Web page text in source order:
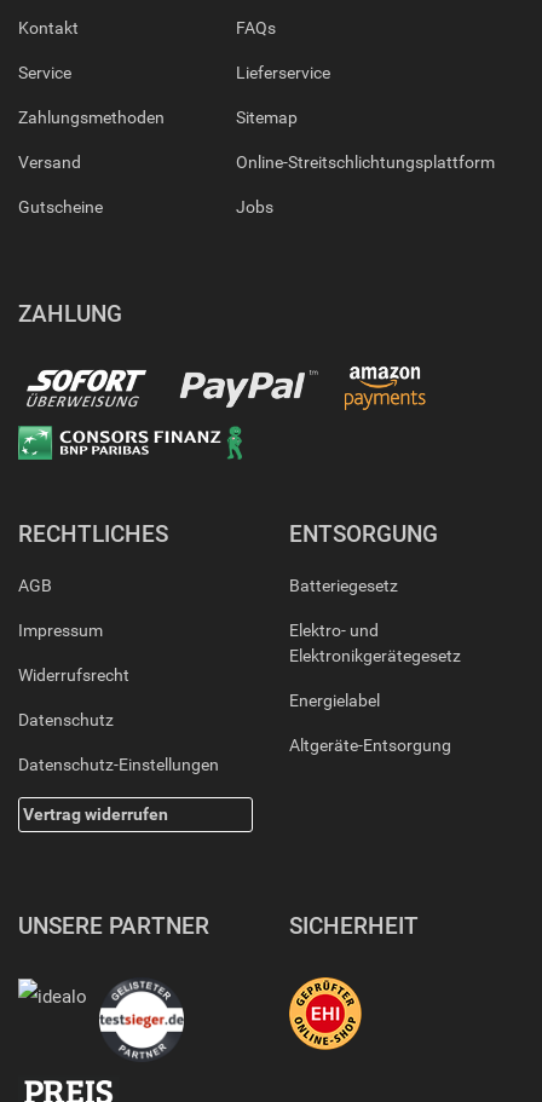
Kontakt
Service
Zahlungsmethoden
Versand
Gutscheine
FAQs
Lieferservice
Sitemap
Online-Streitschlichtungsplattform
Jobs
ZAHLUNG
RECHTLICHES
AGB
Impressum
Widerrufsrecht
Datenschutz
Datenschutz-Einstellungen
Vertrag widerrufen
ENTSORGUNG
Batteriegesetz
Elektro- und
Elektronikgerätegesetz
Energielabel
Altgeräte-Entsorgung
UNSERE PARTNER SICHERHEIT